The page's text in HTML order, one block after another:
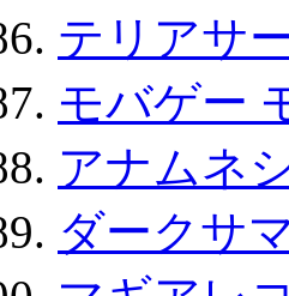
テリアサ
モバゲー
アナムネ
ダークサ